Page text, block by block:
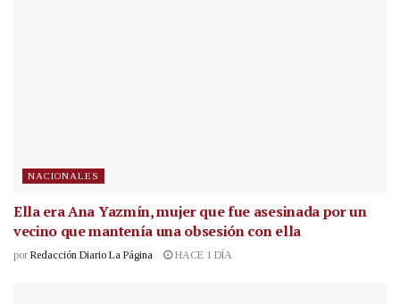
NACIONALES
Ella era Ana Yazmín, mujer que fue asesinada por un
vecino que mantenía una obsesión con ella
por Redacción Diario La Página HACE 1 DÍA